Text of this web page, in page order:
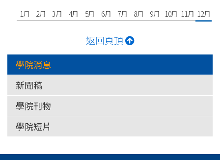
1月 2月 3月 4月 5月 6月 7月 8月 9月 10月 11月 12月
返回頁頂
學院消息
新聞稿
學院刊物
學院短片